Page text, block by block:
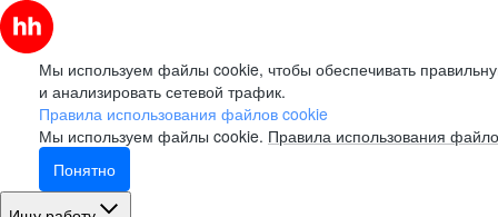
Мы используем файлы cookie, чтобы обеспечивать
и анализировать сетевой трафик.
Правила использования файлов cookie
Мы используем файлы cookie. Правила использования
Понятно